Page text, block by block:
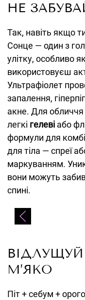
НЕ
Так, навіть якщо
Сонце — один з
улітку, особливо
використовуєш
Ультрафіолет
запалення,
акне. Для обличчя
легкі гелеві або
формули для
для тіла — спреї
маркуванням.
вони можуть
спині.
М’ЯКО
Піт + себум +